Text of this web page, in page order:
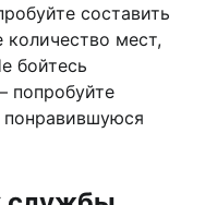
составить
мест,
бойтесь
попробуйте
понравившуюся